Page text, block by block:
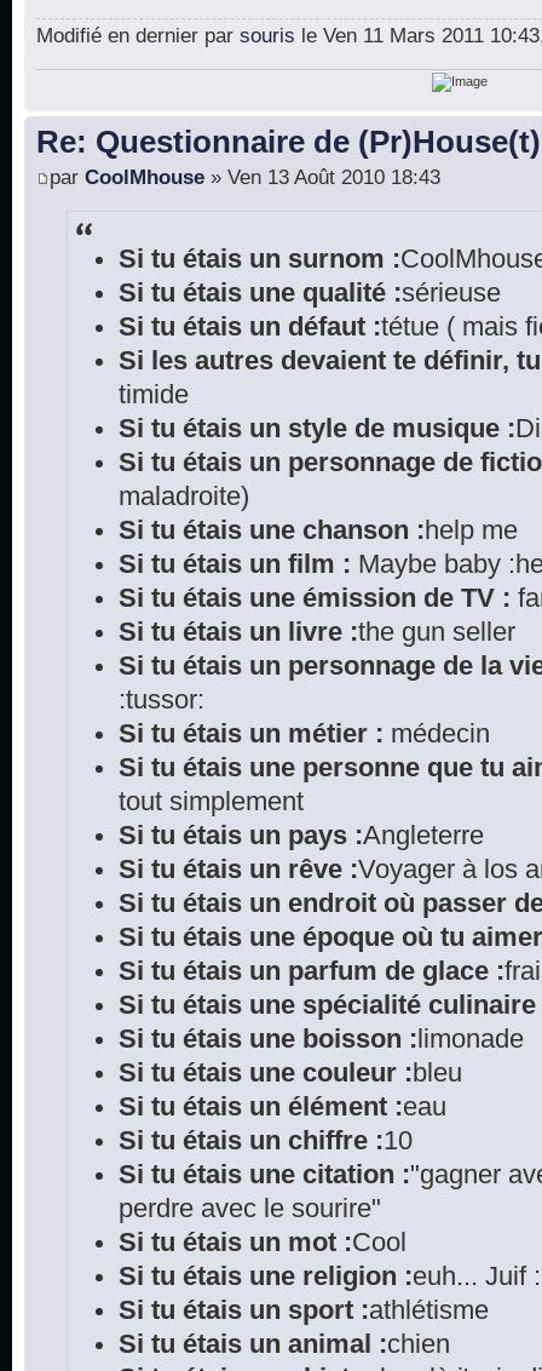
Modifié en dernier par souris le Ven 11 Mars 2011
Re: Questionnaire de (Pr)House(t)
par CoolMhouse » Ven 13 Août 2010 18:43
Si tu étais un surnom :
Si tu étais une qualité :sérieuse
Si tu étais un défaut :tétue ( mais
Si les autres devaient te définir,
timide
Si tu étais un style de musique :
Si tu étais un personnage de
maladroite)
Si tu étais une chanson :help me
Si tu étais un film : Maybe baby
Si tu étais une émission de TV :
Si tu étais un livre :the gun seller
Si tu étais un personnage de la
:tussor:
Si tu étais un métier : médecin
Si tu étais une personne que tu
tout simplement
Si tu étais un pays :Angleterre
Si tu étais un rêve :Voyager à los
Si tu étais un endroit où passer
Si tu étais une époque où tu
Si tu étais un parfum de glace :
Si tu étais une spécialité culinaire
Si tu étais une boisson : limonade
Si tu étais une couleur :bleu
Si tu étais un élément :eau
Si tu étais un chiffre :10
Si tu étais une citation :"gagner
perdre avec le sourire"
Si tu étais un mot :Cool
Si tu étais une religion :euh... Juif
Si tu étais un sport :athlétisme
Si tu étais un animal :chien